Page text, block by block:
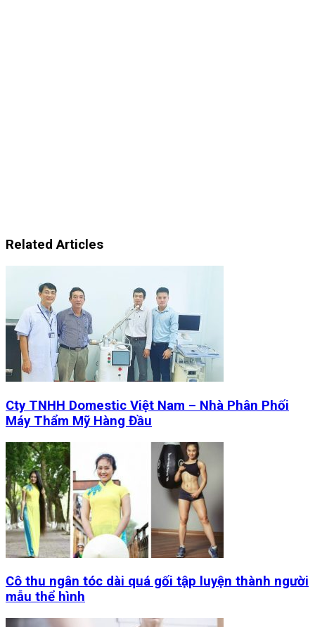
Related Articles
Cty TNHH Domestic Việt Nam – Nhà Phân Phối
Máy Thẩm Mỹ Hàng Đầu
Cô thu ngân tóc dài quá gối tập luyện thành người
mẫu thể hình